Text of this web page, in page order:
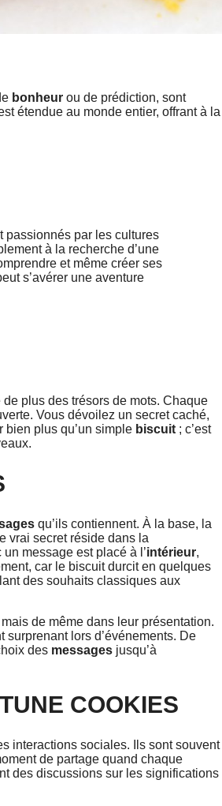
bonheur ou de prédiction, sont
étendue au monde entier, offrant à la
passionnés par les cultures
à la recherche d’une
et même créer ses
s’avérer une aventure
plus des trésors de mots. Chaque
Vous dévoilez un secret caché,
bien plus qu’un simple biscuit; c’est
qu’ils contiennent. À la base, la
vrai secret réside dans la
message est placé à l’intérieur,
car le biscuit durcit en quelques
des souhaits classiques aux
mais de même dans leur présentation.
surprenant lors d’événements. De
des messages jusqu’à
COOKIES
interactions sociales. Ils sont souvent
de partage quand chaque
des discussions sur les significations